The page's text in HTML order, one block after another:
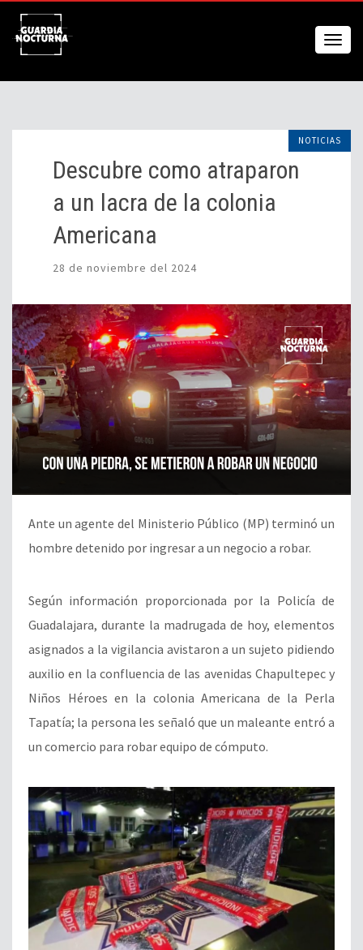
NOTICIAS
Descubre como atraparon
a un lacra de la colonia
Americana
28 de noviembre del 2024
Ante un agente del Ministerio Público (MP) terminó un
hombre detenido por ingresar a un negocio a robar.
Según información proporcionada por la Policía de
Guadalajara, durante la madrugada de hoy, elementos
asignados a la vigilancia avistaron a un sujeto pidiendo
auxilio en la confluencia de las avenidas Chapultepec y
Niños Héroes en la colonia Americana de la Perla
Tapatía; la persona les señaló que un maleante entró a
un comercio para robar equipo de cómputo.